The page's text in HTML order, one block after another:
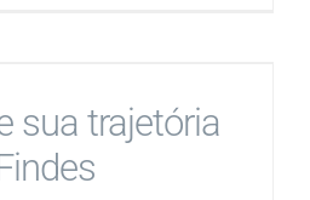
sua trajetória